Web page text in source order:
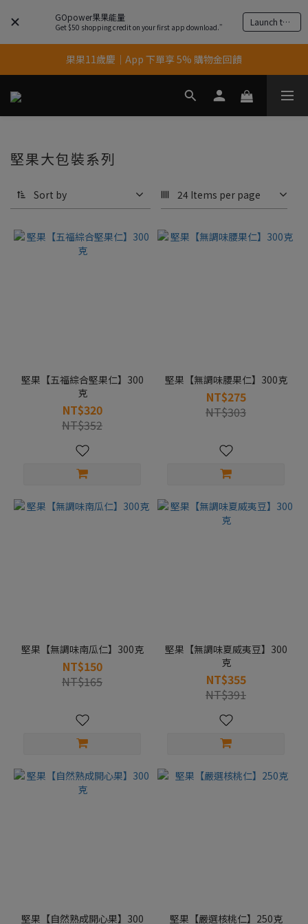
GOpower果果能量
Get $50 shopping credit on your first app download.” Launch the app
果果11歲慶｜App 下單享 5% 購物金回饋
果果11歲慶｜App 下單享 5% 購物金回饋
結帳輸入優惠代碼【gopower】享全單95折優惠！
果果11歲慶｜App 下單享 5% 購物金回饋
堅果大包裝系列
Sort by 24 Items per page
堅果【五福綜合堅果仁】300
克
NT$320
NT$352
堅果【無調味腰果仁】300克
NT$275
NT$303
堅果【無調味南瓜仁】300克
NT$150
NT$165
堅果【無調味夏威夷豆】300
克
NT$355
NT$391
堅果【自然熟成開心果】300 堅果【嚴選核桃仁】250克